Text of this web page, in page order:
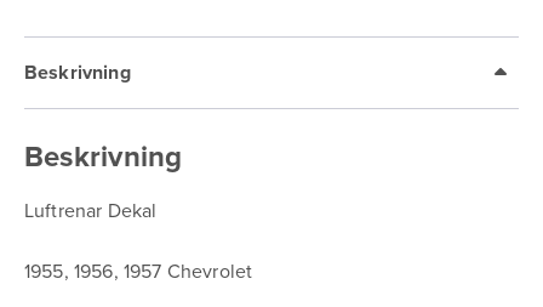
Beskrivning
Beskrivning
Luftrenar Dekal
1955, 1956, 1957 Chevrolet